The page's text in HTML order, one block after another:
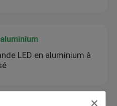
LED en aluminium à